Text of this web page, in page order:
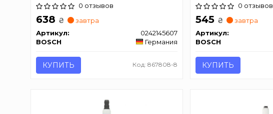
0 отзывов
638 ₴
завтра
Артикул:
0242145607
BOSCH
Германия
КУПИТЬ Код: 867808-8
0 отзывов
545 ₴
завтра
Артикул:
BOSCH
КУПИТЬ